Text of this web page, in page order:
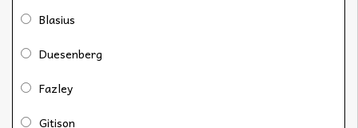
Blasius
Duesenberg
Fazley
Gitison